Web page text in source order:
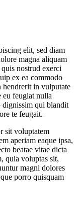
elit, sed diam
magna aliquam
nostrud exerci
ex ea commodo
hendrerit in vulputate
eu feugiat nulla
dignissim qui blandit
te feugait.
sit voluptatem
aperiam eaque ipsa,
beatae vitae dicta
quia voluptas sit,
magni dolores
porro quisquam